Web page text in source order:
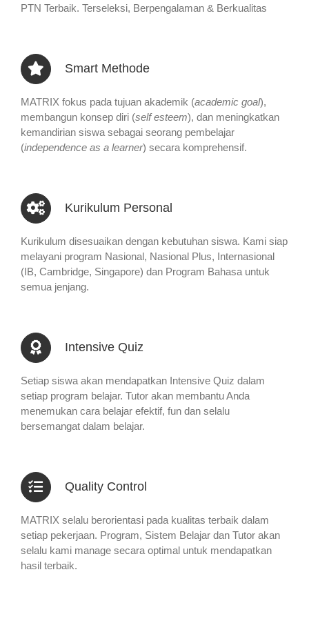
PTN Terbaik. Terseleksi, Berpengalaman & Berkualitas
Smart Methode
MATRIX fokus pada tujuan akademik (academic goal),
membangun konsep diri (self esteem), dan meningkatkan
kemandirian siswa sebagai seorang pembelajar
(independence as a learner) secara komprehensif.
Kurikulum Personal
Kurikulum disesuaikan dengan kebutuhan siswa. Kami siap
melayani program Nasional, Nasional Plus, Internasional
(IB, Cambridge, Singapore) dan Program Bahasa untuk
semua jenjang.
Intensive Quiz
Setiap siswa akan mendapatkan Intensive Quiz dalam
setiap program belajar. Tutor akan membantu Anda
menemukan cara belajar efektif, fun dan selalu
bersemangat dalam belajar.
Quality Control
MATRIX selalu berorientasi pada kualitas terbaik dalam
setiap pekerjaan. Program, Sistem Belajar dan Tutor akan
selalu kami manage secara optimal untuk mendapatkan
hasil terbaik.